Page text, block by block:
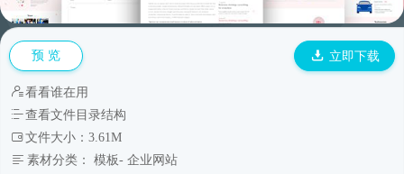
预 览 立即下载
看看谁在用
查看文件目录结构
文件大小：3.61M
素材分类： 模板- 企业网站